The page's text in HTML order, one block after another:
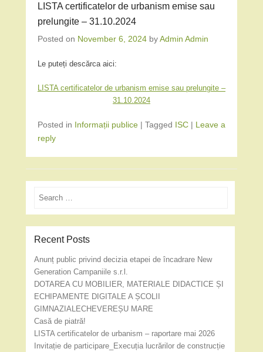
LISTA certificatelor de urbanism emise sau
prelungite – 31.10.2024
Posted on November 6, 2024 byAdmin Admin
Le puteți descărca aici:
LISTA certificatelor de urbanism emise sau prelungite –
31.10.2024
Posted in Informații publice | Tagged ISC | Leave a
reply
Search
Recent Posts
Anunț public privind decizia etapei de încadrare New
Generation Campaniile s.r.l.
DOTAREA CU MOBILIER, MATERIALE DIDACTICE ȘI
ECHIPAMENTE DIGITALE A ȘCOLII
GIMNAZIALECHEVEREȘU MARE
Casă de piatră!
LISTA certificatelor de urbanism – raportare mai 2026
Invitație de participare_Execuția lucrărilor de construcție